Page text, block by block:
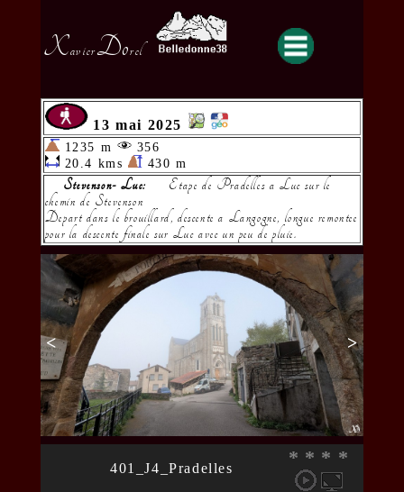
XavierDorel
13 mai 2025
1235 m
356
20.4 kms
430 m
Stevenson- Luc:
Etape de Pradelles a Luc sur le
chemin de Stevenson
Depart dans le brouillard, descente a Langogne, longue remontee
pour la descente finale sur Luc avec un peu de pluie.
< >
* * * *
401_J4_Pradelles